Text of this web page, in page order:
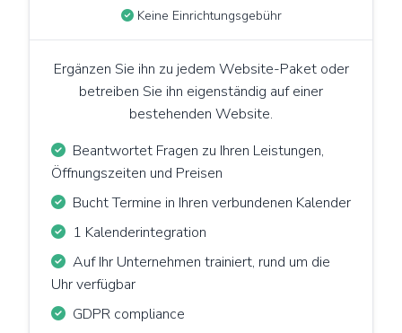
Keine Einrichtungsgebühr
Ergänzen Sie ihn zu jedem Website-Paket oder
betreiben Sie ihn eigenständig auf einer
bestehenden Website.
Beantwortet Fragen zu Ihren Leistungen,
Öffnungszeiten und Preisen
Bucht Termine in Ihren verbundenen Kalender
1 Kalenderintegration
Auf Ihr Unternehmen trainiert, rund um die
Uhr verfügbar
GDPR compliance